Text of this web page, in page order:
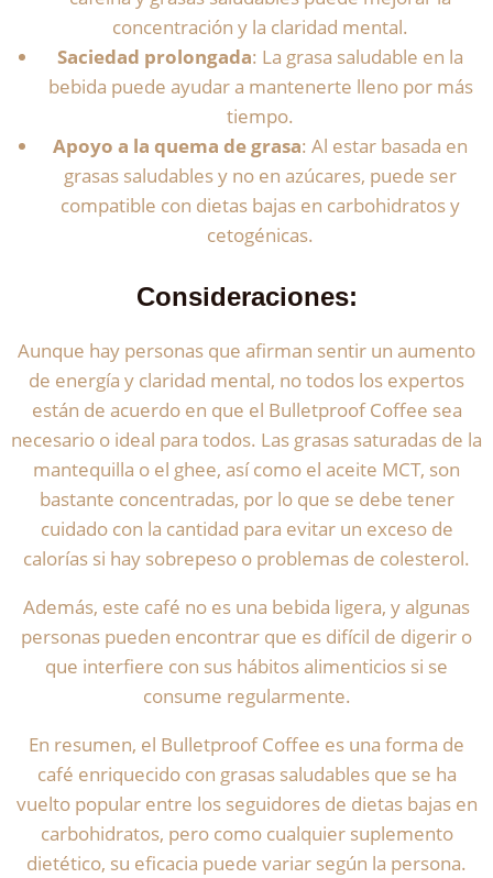
concentración y la claridad mental.
Saciedad prolongada: La grasa saludable en la
bebida puede ayudar a mantenerte lleno por más
tiempo.
Apoyo a la quema de grasa: Al estar basada en
grasas saludables y no en azúcares, puede ser
compatible con dietas bajas en carbohidratos y
cetogénicas.
Consideraciones:
Aunque hay personas que afirman sentir un aumento
de energía y claridad mental, no todos los expertos
están de acuerdo en que el Bulletproof Coffee sea
necesario o ideal para todos. Las grasas saturadas de la
mantequilla o el ghee, así como el aceite MCT, son
bastante concentradas, por lo que se debe tener
cuidado con la cantidad para evitar un exceso de
calorías si hay sobrepeso o problemas de colesterol.
Además, este café no es una bebida ligera, y algunas
personas pueden encontrar que es difícil de digerir o
que interfiere con sus hábitos alimenticios si se
consume regularmente.
En resumen, el Bulletproof Coffee es una forma de
café enriquecido con grasas saludables que se ha
vuelto popular entre los seguidores de dietas bajas en
carbohidratos, pero como cualquier suplemento
dietético, su eficacia puede variar según la persona.